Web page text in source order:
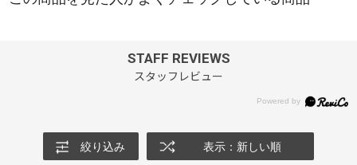
STAFF REVIEWS
スタッフレビュー
絞り込み 表示：新しい順